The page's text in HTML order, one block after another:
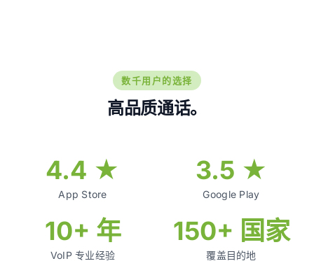
数千用户的选择
高品质通话。
4.4 ★
App Store
3.5 ★
Google Play
10+ 年
VoIP 专业经验
150+ 国家
覆盖目的地